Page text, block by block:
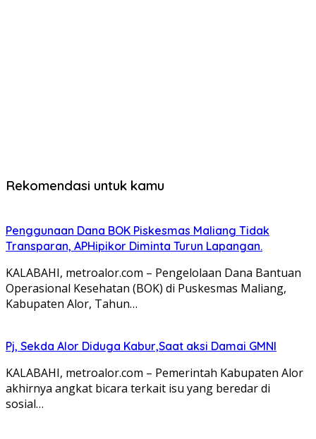
Rekomendasi untuk kamu
Penggunaan Dana BOK Piskesmas Maliang Tidak
Transparan, APHipikor Diminta Turun Lapangan.
KALABAHI, metroalor.com – Pengelolaan Dana Bantuan
Operasional Kesehatan (BOK) di Puskesmas Maliang,
Kabupaten Alor, Tahun…
Pj, Sekda Alor Diduga Kabur,Saat aksi Damai GMNI
KALABAHI, metroalor.com – Pemerintah Kabupaten Alor
akhirnya angkat bicara terkait isu yang beredar di
sosial…